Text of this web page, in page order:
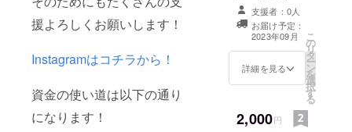
援よろしくお願いします！
Instagramはコチラから！
資金の使い道は以下の通り
になります！
なたの思いや考
えなどを代弁し
てお話します！
これについて話
してほしい！な
どもOKです！
支援者：0人
お届け予定：
2023年09月
詳細を見る
こ
の
リ
タ
ー
ン
を
選
択
す
る
2,000円